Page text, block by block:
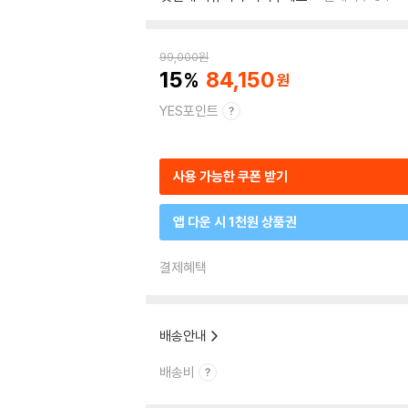
99,000원
15 84,150
YES포인트
사용 가능한 쿠폰 받기
앱 다운 시 1천원 상품권
결제혜택
배송안내
배송비